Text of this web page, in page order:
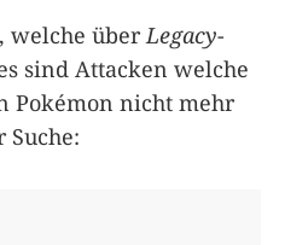
welche überLegacy-
sind Attacken welche
Pokémon nicht mehr